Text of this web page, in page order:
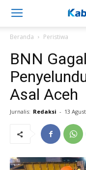
Beranda Peristiwa
BNN
Asal Aceh
Jurnalis: Redaksi - 13